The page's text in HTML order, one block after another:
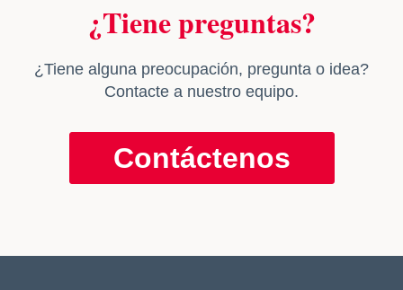
¿Tiene preguntas?
¿Tiene alguna preocupación, pregunta o idea?
Contacte a nuestro equipo.
Contáctenos